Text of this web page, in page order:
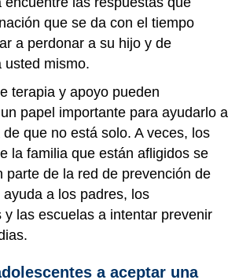
que se da con el tiempo
a perdonar a su hijo y de
usted mismo.
terapia y apoyo pueden
papel importante para ayudarlo a
que no está solo. A veces, los
la familia que están afligidos se
parte de la red de prevención de
a los padres, los
y las escuelas a intentar prevenir
a aceptar una